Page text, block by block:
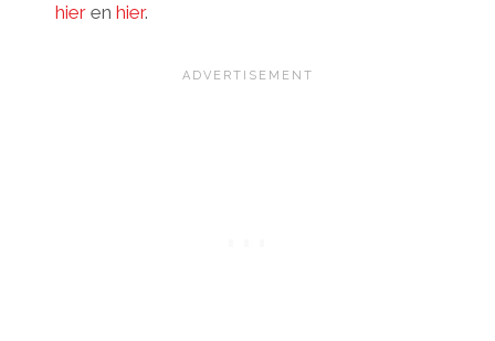
hier en hier.